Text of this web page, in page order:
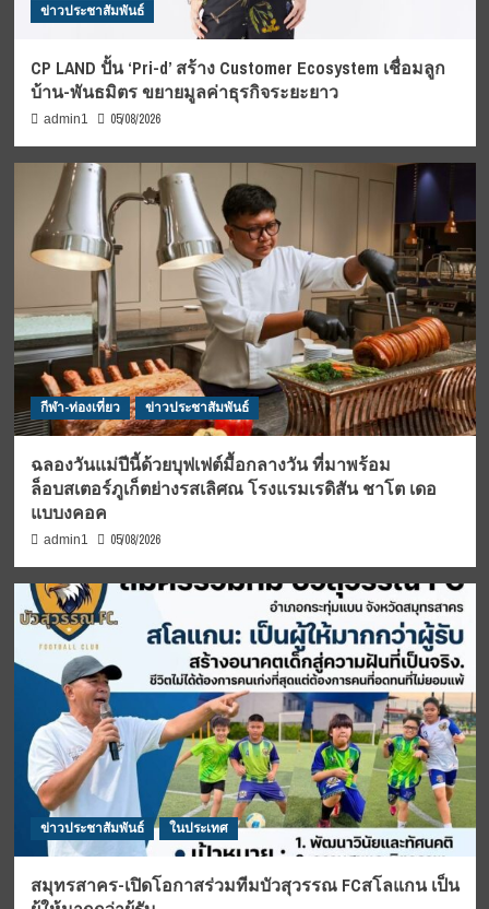
ข่าวประชาสัมพันธ์
CP LAND ปั้น ‘Pri-d’ สร้าง Customer Ecosystem เชื่อมลูก
บ้าน-พันธมิตร ขยายมูลค่าธุรกิจระยะยาว
admin1 05/08/2026
กีฬา-ท่องเที่ยว ข่าวประชาสัมพันธ์
ฉลองวันแม่ปีนี้ด้วยบุฟเฟต์มื้อกลางวัน ที่มาพร้อม
ล็อบสเตอร์ภูเก็ตย่างรสเลิศณ โรงแรมเรดิสัน ชาโต เดอ
แบบงคอค
admin1 05/08/2026
ข่าวประชาสัมพันธ์ ในประเทศ
สมุทรสาคร-เปิดโอกาสร่วมทีมบัวสุวรรณ FCสโลแกน เป็น